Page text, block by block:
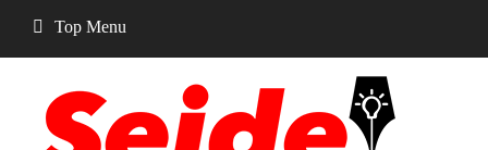
content
Top Menu